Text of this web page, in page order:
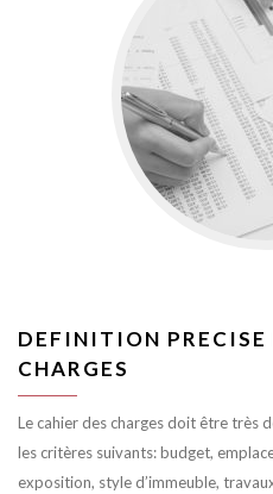
DEFINITION PRECISE
CHARGES
Le cahier des charges doit être très
les critères suivants: budget,
exposition, style d’immeuble,